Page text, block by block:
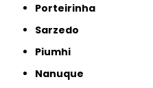
Porteirinha
Sarzedo
Piumhi
Nanuque